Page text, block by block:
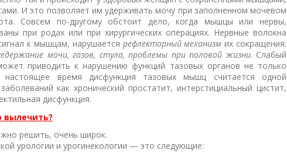
И это позволяет им удерживать мочу при заполненном мочевом
Совсем по-другому обстоит дело, когда мышцы или нервы,
при родах или при хирургических операциях. Нервные волокна
к мышцам, нарушается рефлекторный механизм их сокращения.
мочи, газов, стула, проблемы при половой жизни. Слабый
приводить к нарушению функций тазовых органов не только
время дисфункция тазовых мышц считается одной
как хронический простатит, интерстициальный цистит,
дисфункция.
вылечить?
решить, очень широк.
урологии и урогинекологии — это следующие: